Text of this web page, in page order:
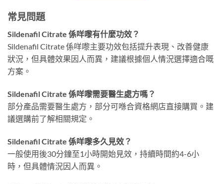
常見問題
Sildenafil Citrate 係咩嚟有什麼功效？
Sildenafil Citrate 係咩嚟主要功效包括提升表現、改善健康
狀況，但具體效果因人而異，建議根據個人情況選擇適合嘅
方案。
Sildenafil Citrate 係咩嚟需要醫生處方嗎？
部分產品需要醫生處方，部分可喺合資格網店直接購買。建
議選購前了解相關規定。
Sildenafil Citrate 係咩嚟多久見效？
一般使用後30分鐘至1小時開始見效，持續時間約4-6小
時，但具體情況因人而異。